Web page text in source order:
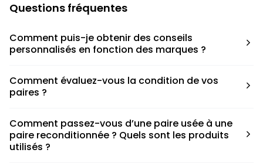
Questions fréquentes
Comment puis-je obtenir des conseils
personnalisés en fonction des marques ?
pour déterminer la taille appropriée, que ce soit une taille
en dessous, au-dessus ou correspondant à votre taille
Comment évaluez-vous la condition de vos
paires ?
défauts spécifiques de chaque paire.
Comment passez-vous d’une paire usée à une
paire reconditionnée ? Quels sont les produits
utilisés ?